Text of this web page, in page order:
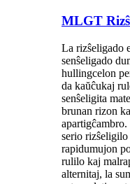
MLGT
La rizŝeligado
senŝeligado
hullingcelon
da kaŭĉukaj
senŝeligita
brunan rizon
serio rizŝeligilo
rapidumujon
rulilo kaj
alternitaj, la